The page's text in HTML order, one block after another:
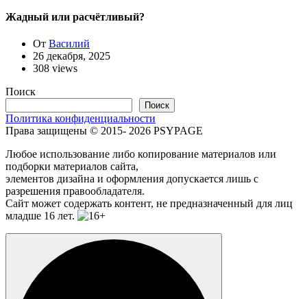
Жадный или расчётливый?
От Василий
26 декабря, 2025
308 views
Поиск
Поиск
Политика конфиденциальности
Права защищены © 2015- 2026 PSYPAGE
Любое использование либо копирование материалов или
подборки материалов сайта,
элементов дизайна и оформления допускается лишь с
разрешения правообладателя.
Сайт может содержать контент, не предназначенный для лиц
младше 16 лет.